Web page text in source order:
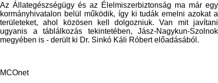
Az Állategészségügy és az Élelmiszerbiztonság ma már egy
kormányhivatalon belül működik, így ki tudák emelni azokat a
területeket, ahol közösen kell dolgozniuk. Van mit javítani
ugyanis a táblálkozás tekintetében, Jász-Nagykun-Szolnok
megyében is - derült ki Dr. Sinkó Káli Róbert előadásából.
MCOnet